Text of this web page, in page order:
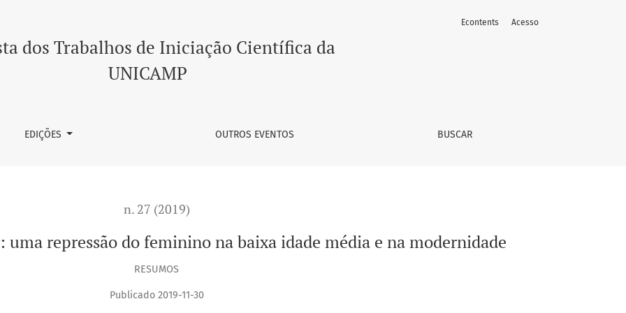
na baixa idade média e na modernidade
dos Trabalhos de Iniciação Científica da
UNICAMP
EDIÇÕES OUTROS EVENTOS BUSCAR
Econtents Acesso
n. 27 (2019)
repressão do feminino na baixa idade média e na modernidade
RESUMOS
Publicado 2019-11-30